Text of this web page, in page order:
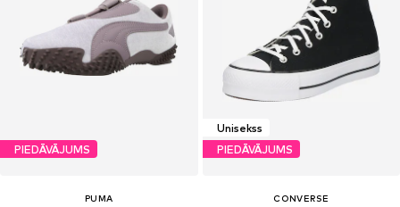
PIEDĀVĀJUMS
PUMA
Unisekss
PIEDĀVĀJUMS
CONVERSE